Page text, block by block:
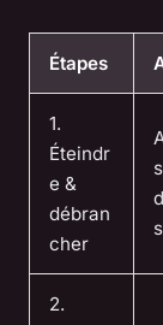
Étapes
1.
Éteindr
e &
débran
cher
2.